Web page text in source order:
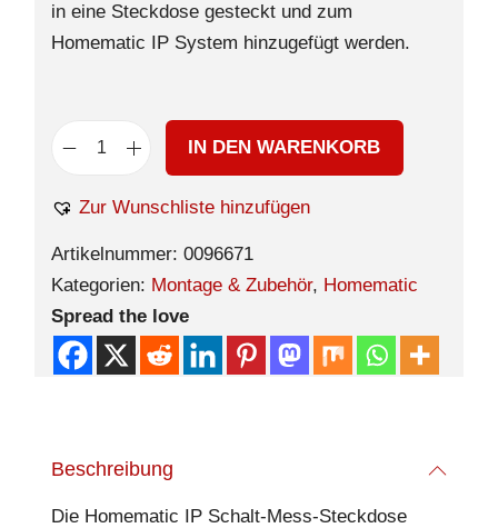
in eine Steckdose gesteckt und zum
Homematic IP System hinzugefügt werden.
IN DEN WARENKORB
Zur Wunschliste hinzufügen
Artikelnummer: 0096671
Kategorien: Montage & Zubehör, Homematic
Spread the love
Beschreibung
Die Homematic IP Schalt-Mess-Steckdose